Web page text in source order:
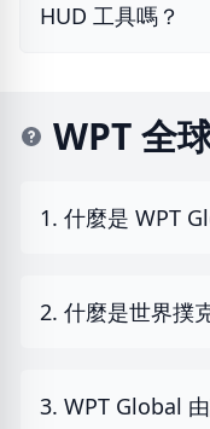
HUD 工具嗎？
WPT 全
1. 什麼是 WPT
2. 什麼是世界撲
3. WPT Global